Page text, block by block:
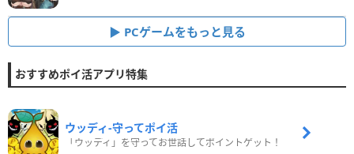
PCゲームをもっと見る
おすすめポイ活アプリ特集
ウッディ‐守ってポイ活
「ウッディ」を守ってお世話してポイントゲット！